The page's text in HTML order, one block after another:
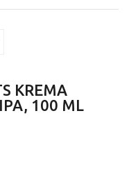
KREMA
100 ML